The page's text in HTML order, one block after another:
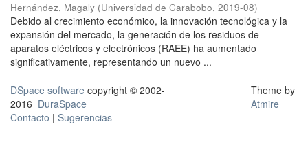
Hernández, Magaly (Universidad de Carabobo, 2019-08)
Debido al crecimiento económico, la innovación tecnológica y la
expansión del mercado, la generación de los residuos de
aparatos eléctricos y electrónicos (RAEE) ha aumentado
significativamente, representando un nuevo ...
DSpace software copyright © 2002-
2016 DuraSpace
Contacto | Sugerencias
Theme by
Atmire